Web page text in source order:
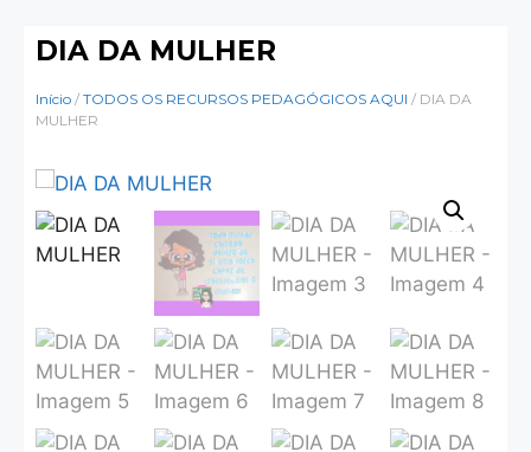
DIA DA MULHER
Início / TODOS OS RECURSOS PEDAGÓGICOS AQUI / DIA DA
MULHER